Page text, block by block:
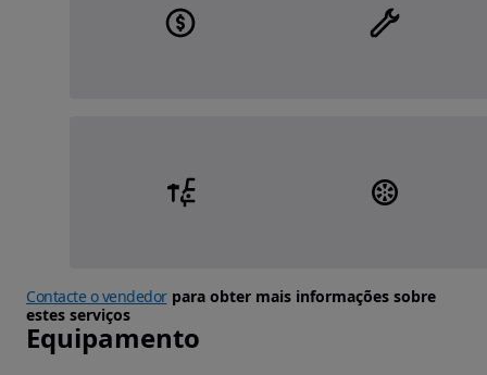
Contacte o vendedorpara obter mais informações sobre
estes serviços
Equipamento